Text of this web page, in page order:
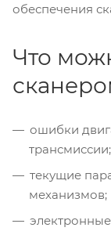
обеспечения
Что
ошибки
трансмиссии;
текущие
механизмов;